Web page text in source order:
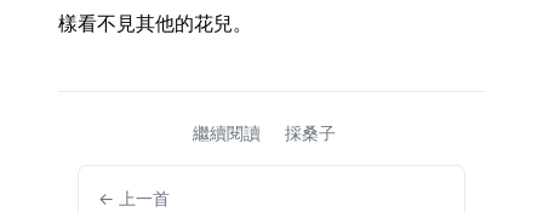
樣看不見其他的花兒。
繼續閱讀 採桑子
← 上一首